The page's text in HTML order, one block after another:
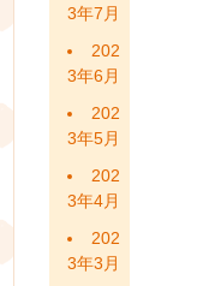
3年7月
202
3年6月
202
3年5月
202
3年4月
202
3年3月